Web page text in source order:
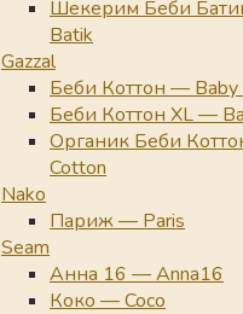
Шекерим Беби
Batik
Gazzal
Беби Коттон — Baby
Беби Коттон XL —
Органик Беби
Cotton
Nako
Париж — Paris
Seam
Анна 16 — Anna16
Коко — Coco